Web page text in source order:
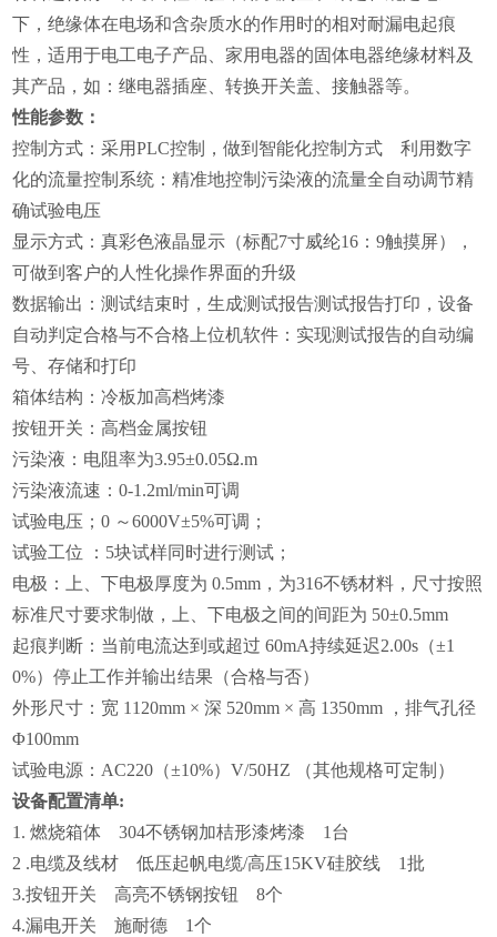
下，绝缘体在电场和含杂质水的作用时的相对耐漏电起痕
性，适用于电工电子产品、家用电器的固体电器绝缘材料及
其产品，如：继电器插座、转换开关盖、接触器等。
性能参数：
控制方式：采用PLC控制，做到智能化控制方式 利用数字
化的流量控制系统：精准地控制污染液的流量全自动调节精
确试验电压
显示方式：真彩色液晶显示（标配7寸威纶16：9触摸屏），
可做到客户的人性化操作界面的升级
数据输出：测试结束时，生成测试报告测试报告打印，设备
自动判定合格与不合格上位机软件：实现测试报告的自动编
号、存储和打印
箱体结构：冷板加高档烤漆
按钮开关：高档金属按钮
污染液：电阻率为3.95±0.05Ω.m
污染液流速：0-1.2ml/min可调
试验电压；0 ～6000V±5%可调；
试验工位 ：5块试样同时进行测试；
电极：上、下电极厚度为 0.5mm，为316不锈材料，尺寸按照
标准尺寸要求制做，上、下电极之间的间距为 50±0.5mm
起痕判断：当前电流达到或超过 60mA持续延迟2.00s（±1
0%）停止工作并输出结果（合格与否）
外形尺寸：宽 1120mm × 深 520mm × 高 1350mm ，排气孔径
Φ100mm
试验电源：AC220（±10%）V/50HZ （其他规格可定制）
设备配置清单:
1. 燃烧箱体 304不锈钢加桔形漆烤漆 1台
2 .电缆及线材 低压起帆电缆/高压15KV硅胶线 1批
3.按钮开关 高亮不锈钢按钮 8个
4.漏电开关 施耐德 1个